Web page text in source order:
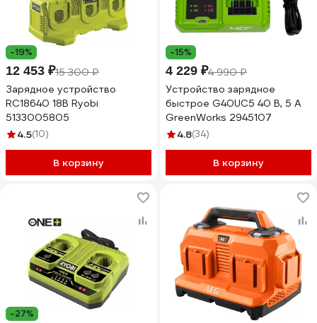
-19%
12 453 ₽15 300 ₽
Зарядное устройство
RC18640 18В Ryobi
5133005805
4.5(10)
В корзину
-15%
4 229 ₽4 990 ₽
Устройство зарядное
быстрое G40UC5 40 В, 5 А
GreenWorks 2945107
4.8(34)
В корзину
-27%